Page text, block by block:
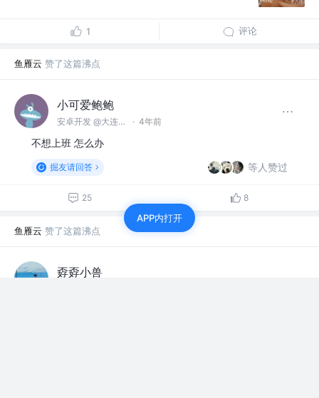
1 评论
鱼雁云 赞了这篇沸点
小可爱鲍鲍
安卓开发 @大连纬创 · 4年前
不想上班 怎么办
掘友请回答 等人赞过
25 8
鱼雁云 赞了这篇沸点
孬孬小兽
APP内打开